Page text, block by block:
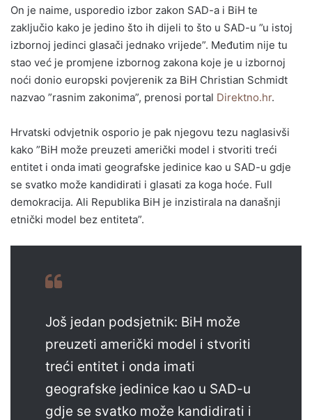
On je naime, usporedio izbor zakon SAD-a i BiH te
zaključio kako je jedino što ih dijeli to što u SAD-u ”u istoj
izbornoj jedinci glasači jednako vrijede”. Međutim nije tu
stao već je promjene izbornog zakona koje je u izbornoj
noći donio europski povjerenik za BiH Christian Schmidt
nazvao ”rasnim zakonima”, prenosi portal Direktno.hr.
Hrvatski odvjetnik osporio je pak njegovu tezu naglasivši
kako ”BiH može preuzeti američki model i stvoriti treći
entitet i onda imati geografske jedinice kao u SAD-u gdje
se svatko može kandidirati i glasati za koga hoće. Full
demokracija. Ali Republika BiH je inzistirala na današnji
etnički model bez entiteta”.
Još jedan podsjetnik: BiH može
preuzeti američki model i stvoriti
treći entitet i onda imati
geografske jedinice kao u SAD-u
gdje se svatko može kandidirati i